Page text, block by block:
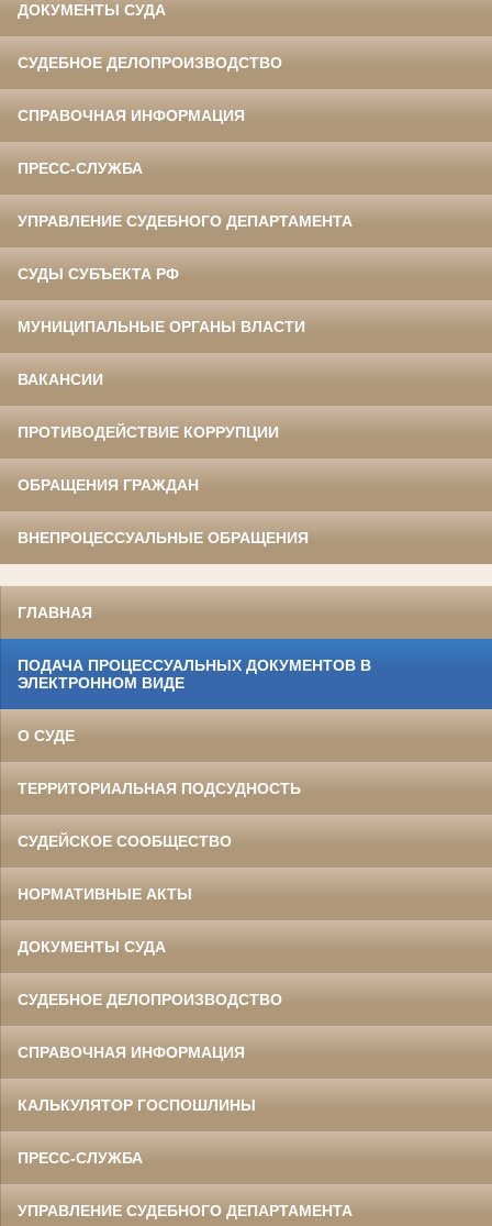
ДОКУМЕНТЫ СУДА
СУДЕБНОЕ ДЕЛОПРОИЗВОДСТВО
СПРАВОЧНАЯ ИНФОРМАЦИЯ
ПРЕСС-СЛУЖБА
УПРАВЛЕНИЕ СУДЕБНОГО ДЕПАРТАМЕНТА
СУДЫ СУБЪЕКТА РФ
МУНИЦИПАЛЬНЫЕ ОРГАНЫ ВЛАСТИ
ВАКАНСИИ
ПРОТИВОДЕЙСТВИЕ КОРРУПЦИИ
ОБРАЩЕНИЯ ГРАЖДАН
ВНЕПРОЦЕССУАЛЬНЫЕ ОБРАЩЕНИЯ
ГЛАВНАЯ
ПОДАЧА ПРОЦЕССУАЛЬНЫХ ДОКУМЕНТОВ В
ЭЛЕКТРОННОМ ВИДЕ
О СУДЕ
ТЕРРИТОРИАЛЬНАЯ ПОДСУДНОСТЬ
СУДЕЙСКОЕ СООБЩЕСТВО
НОРМАТИВНЫЕ АКТЫ
ДОКУМЕНТЫ СУДА
СУДЕБНОЕ ДЕЛОПРОИЗВОДСТВО
СПРАВОЧНАЯ ИНФОРМАЦИЯ
КАЛЬКУЛЯТОР ГОСПОШЛИНЫ
ПРЕСС-СЛУЖБА
УПРАВЛЕНИЕ СУДЕБНОГО ДЕПАРТАМЕНТА